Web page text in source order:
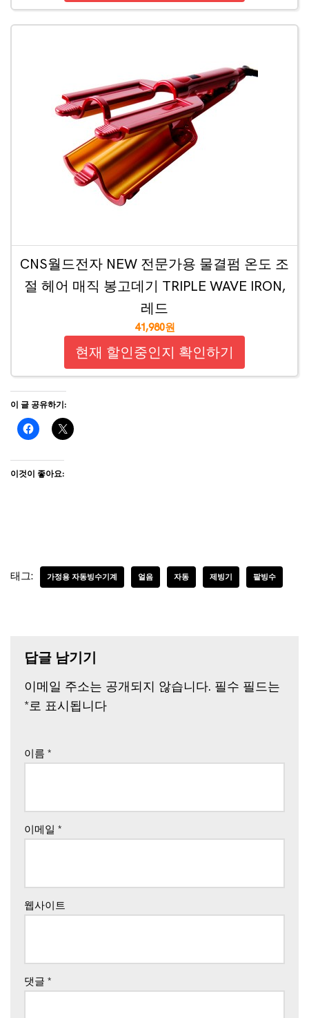
CNS월드전자 NEW 전문가용 물결펌 온도 조
절 헤어 매직 봉고데기 TRIPLE WAVE IRON,
레드
41,980원
현재 할인중인지 확인하기
이 글 공유하기:
이것이 좋아요:
태그: 가정용 자동빙수기계 얼음 자동 제빙기 팥빙수
답글 남기기
이메일 주소는 공개되지 않습니다. 필수 필드는
*로 표시됩니다
이름 *
이메일 *
웹사이트
댓글 *